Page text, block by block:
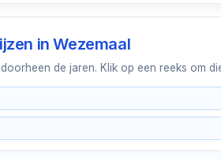
inWezemaal
de jaren. Klik op een reeks om